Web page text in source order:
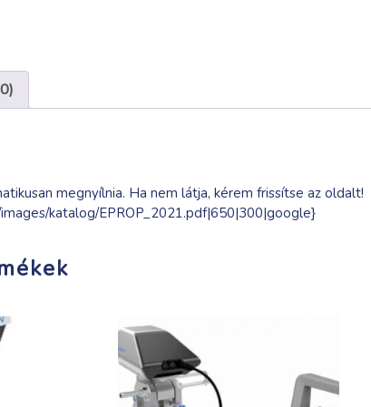
megnyílnia. Ha nem látja, kérem frissítse az oldalt!
katalog/EPROP_2021.pdf|650|300|google}